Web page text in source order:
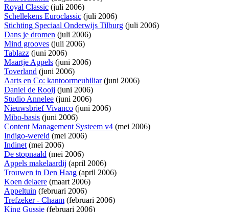
Royal Classic (juli 2006)
Schellekens Euroclassic (juli 2006)
Stichting Speciaal Onderwijs Tilburg (juli 2006)
Dans je dromen (juli 2006)
Mind grooves (juli 2006)
Tablazz (juni 2006)
Maartje Appels (juni 2006)
Toverland (juni 2006)
Aarts en Co: kantoormeubiliar(juni 2006)
Daniel de Rooij (juni 2006)
Studio Annelee (juni 2006)
Nieuwsbrief Vivanco (juni 2006)
Mibo-basis (juni 2006)
Content Management Systeem v4 (mei 2006)
Indigo-wereld (mei 2006)
Indinet(mei 2006)
De stopnaald (mei 2006)
Appels makelaardij (april 2006)
Trouwen in Den Haag (april 2006)
Koen delaere (maart 2006)
Appeltuin (februari 2006)
Trefzeker - Chaam (februari 2006)
King Gussie (februari 2006)